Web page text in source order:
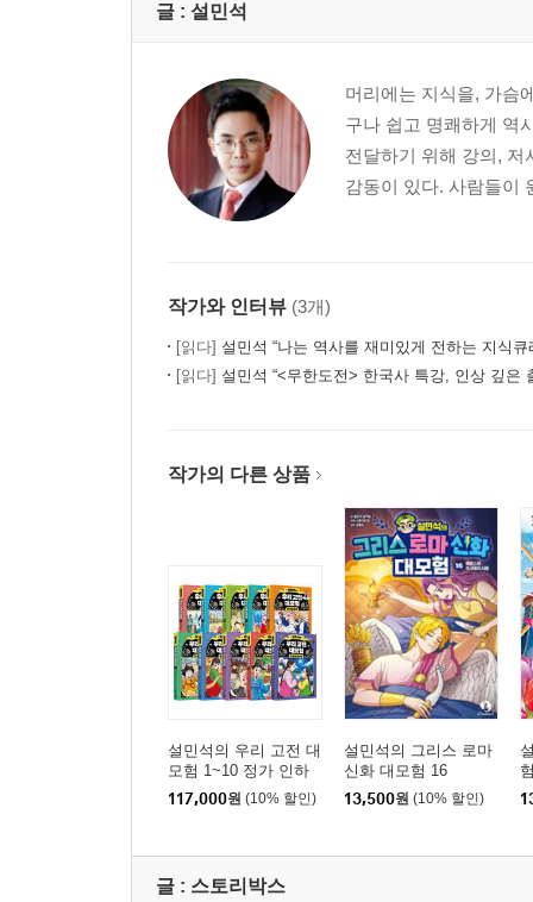
글 : 설민석
머리에는 지식을, 가슴
구나 쉽고 명쾌하게 역
전달하기 위해 강의,
감동이 있다. 사람들이
작가와 인터뷰 (3개)
[읽다] 설민석 “나는 역사를 재미있게 전하는 지식큐
[읽다] 설민석 “<무한도전> 한국사 특강, 인상 깊은
작가의 다른 상품
설민석의 우리 고전 대
모험 1~10 정가 인하
세트
117,000원 (10% 할인)
설민석의 그리스 로마
신화 대모험 16
13,500원 (10% 할인)
글 : 스토리박스